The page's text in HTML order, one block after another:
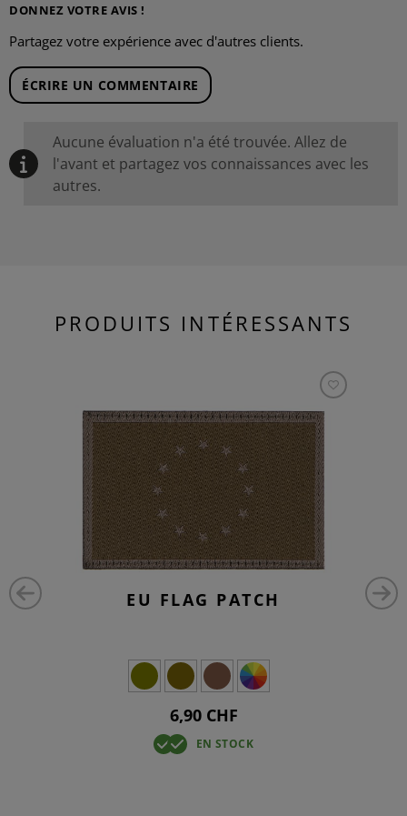
DONNEZ VOTRE AVIS !
Partagez votre expérience avec d'autres clients.
ÉCRIRE UN COMMENTAIRE
Aucune évaluation n'a été trouvée. Allez de
l'avant et partagez vos connaissances avec les
autres.
PRODUITS INTÉRESSANTS
EU FLAG PATCH
6,90 CHF
EN STOCK